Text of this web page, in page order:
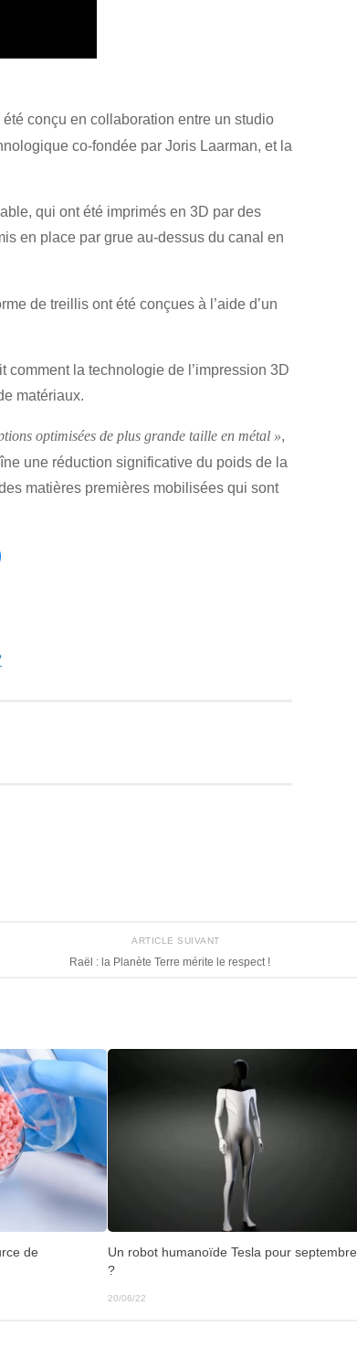
été conçu en collaboration entre un studio
co-fondée par Joris Laarman, et la
qui ont été imprimés en 3D par des
en place par grue au-dessus du canal en
de treillis ont été conçues à l’aide d’un
comment la technologie de l’impression 3D
matériaux.
optimisées de plus grande taille en métal »,
une réduction significative du poids de la
matières premières mobilisées qui sont
ARTICLE SUIVANT
Raël : la Planète Terre mérite le respect !
de
Un robot humanoïde Tesla pour septembre
?
20/06/22